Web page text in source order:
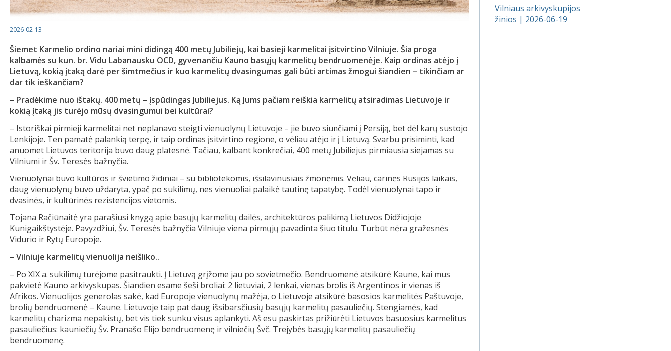
2026-02-13
Šiemet Karmelio ordino nariai mini didingą 400 metų Jubiliejų, kai basieji karmelitai įsitvirtino Vilniuje. Šia proga
kalbamės su kun. br. Vidu Labanausku OCD, gyvenančiu Kauno basųjų karmelitų bendruomenėje. Kaip ordinas atėjo į
Lietuvą, kokią įtaką darė per šimtmečius ir kuo karmelitų dvasingumas gali būti artimas žmogui šiandien – tikinčiam ar
dar tik ieškančiam?
– Pradėkime nuo ištakų. 400 metų – įspūdingas Jubiliejus. Ką Jums pačiam reiškia karmelitų atsiradimas Lietuvoje ir
kokią įtaką jis turėjo mūsų dvasingumui bei kultūrai?
– Istoriškai pirmieji karmelitai net neplanavo steigti vienuolynų Lietuvoje – jie buvo siunčiami į Persiją, bet dėl karų sustojo
Lenkijoje. Ten pamatė palankią terpę, ir taip ordinas įsitvirtino regione, o vėliau atėjo ir į Lietuvą. Svarbu prisiminti, kad
anuomet Lietuvos teritorija buvo daug platesnė. Tačiau, kalbant konkrečiai, 400 metų Jubiliejus pirmiausia siejamas su
Vilniumi ir Šv. Teresės bažnyčia.
Vienuolynai buvo kultūros ir švietimo židiniai – su bibliotekomis, išsilavinusiais žmonėmis. Vėliau, carinės Rusijos laikais,
daug vienuolynų buvo uždaryta, ypač po sukilimų, nes vienuoliai palaikė tautinę tapatybę. Todėl vienuolynai tapo ir
dvasinės, ir kultūrinės rezistencijos vietomis.
Tojana Račiūnaitė yra parašiusi knygą apie basųjų karmelitų dailės, architektūros palikimą Lietuvos Didžiojoje
Kunigaikštystėje. Pavyzdžiui, Šv. Teresės bažnyčia Vilniuje viena pirmųjų pavadinta šiuo titulu. Turbūt nėra gražesnės
Vidurio ir Rytų Europoje.
– Vilniuje karmelitų vienuolija neišliko..
– Po XIX a. sukilimų turėjome pasitraukti. Į Lietuvą grįžome jau po sovietmečio. Bendruomenė atsikūrė Kaune, kai mus
pakvietė Kauno arkivyskupas. Šiandien esame šeši broliai: 2 lietuviai, 2 lenkai, vienas brolis iš Argentinos ir vienas iš
Afrikos. Vienuolijos generolas sakė, kad Europoje vienuolynų mažėja, o Lietuvoje atsikūrė basosios karmelitės Paštuvoje,
brolių bendruomenė – Kaune. Lietuvoje taip pat daug išsibarsčiusių basųjų karmelitų pasauliečių. Stengiamės, kad
karmelitų charizma nepakistų, bet vis tiek sunku visus aplankyti. Aš esu paskirtas prižiūrėti Lietuvos basuosius karmelitus
pasauliečius: kauniečių Šv. Pranašo Elijo bendruomenę ir vilniečių Švč. Trejybės basųjų karmelitų pasauliečių
bendruomenę.
Vilniaus arkivyskupijos
žinios | 2026-06-19